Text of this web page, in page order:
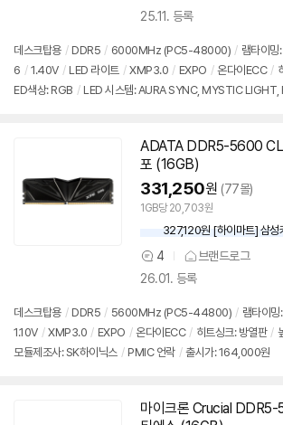
품
견
25.11. 등록
데스크탑용 / DDR5 / 6000MHz (PC5-48000) / 램타이
6 / 1.40V / LED 라이트 / XMP3.0 / EXPO / 온다이ECC /
ED색상: RGB / LED 시스템: AURA SYNC, MYSTIC LIGHT,
ADATA DDR5-5600
포 (16GB)
331,250원 (77몰)
1GB당 20,703원
327,120원 [하이마트] 삼성
상
품
견
4
브랜드로그
26.01. 등록
데스크탑용 / DDR5 / 5600MHz (PC5-44800) / 램타이
1.10V / XMP3.0 / EXPO / 온다이ECC / 히트싱크: 방열판 /
모듈제조사: SK하이닉스 / PMIC 언락 / 출시가: 164,000원
마이크론 Crucial DDR5-